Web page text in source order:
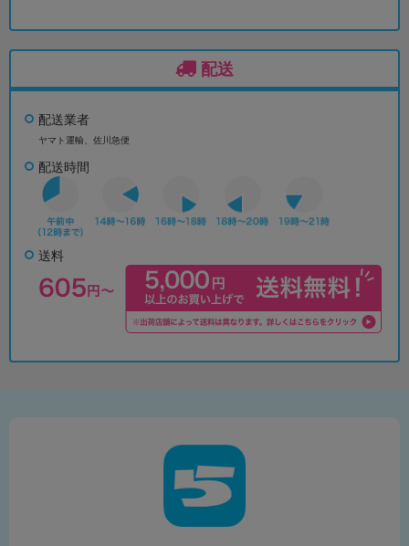
配送
配送業者
ヤマト運輸、佐川急便
配送時間
送料